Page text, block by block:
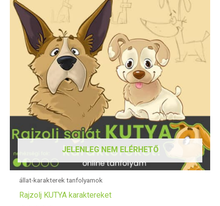
JELENLEG NEM ELÉRHETŐ
állat-karakterek tanfolyamok
Rajzolj KUTYA karaktereket